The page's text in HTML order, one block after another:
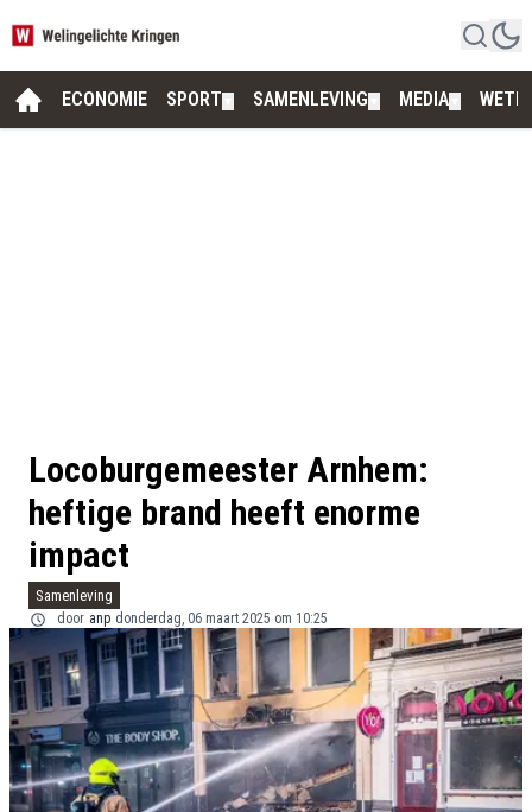
ECONOMIE SPORT SAMENLEVING MEDIA
Locoburgemeester Arnhem:
heftige brand heeft enorme
impact
Samenleving
door anp donderdag, 06 maart 2025 om 10:25